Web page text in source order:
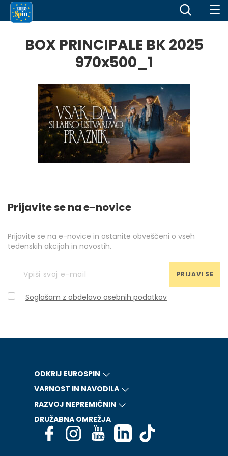
BOX PRINCIPALE BK 2025
970x500_1
Prijavite se na e-novice
Prijavite se na e-novice in ostanite obveščeni o vseh
tedenskih akcijah in novostih.
PRIJAVI SE
Soglašam z obdelavo osebnih podatkov
ODKRIJ EUROSPIN
VARNOST IN NAVODILA
RAZVOJ NEPREMIČNIN
DRUŽABNA OMREŽJA